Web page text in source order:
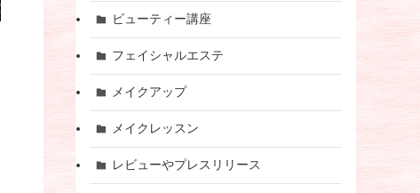
ビューティー講座
フェイシャルエステ
メイクアップ
メイクレッスン
レビューやプレスリリース